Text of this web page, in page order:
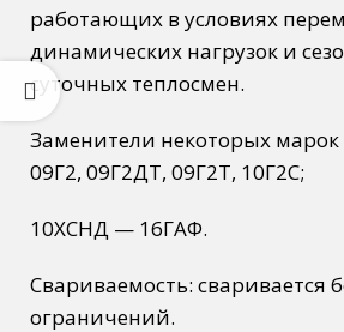
работающих в условиях
динамических нагрузок и
суточных теплосмен.
Заменители некоторых
09Г2, 09Г2ДТ, 09Г2Т, 10Г2С;
10ХСНД — 16ГАФ.
Свариваемость: сваривается
ограничений.